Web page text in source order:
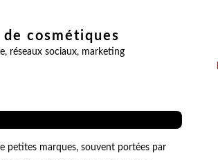
de cosmétiques
, réseaux sociaux, marketing
petites marques, souvent portées par